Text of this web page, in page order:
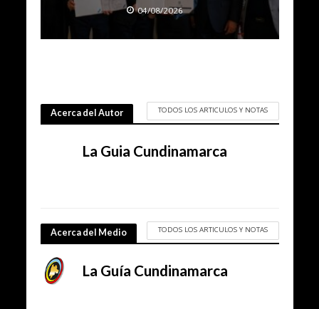
04/08/2026
Acerca del Autor TODOS LOS ARTICULOS Y NOTAS
La Guia Cundinamarca
Acerca del Medio TODOS LOS ARTICULOS Y NOTAS
La Guía Cundinamarca